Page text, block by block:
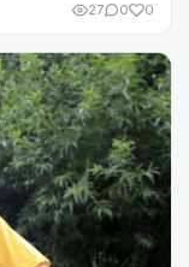
27 0 0